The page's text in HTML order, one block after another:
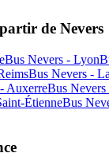
de Nevers
Bus Nevers - Lyon
Bus Nevers -
AuxerreBus
ÉtienneBus